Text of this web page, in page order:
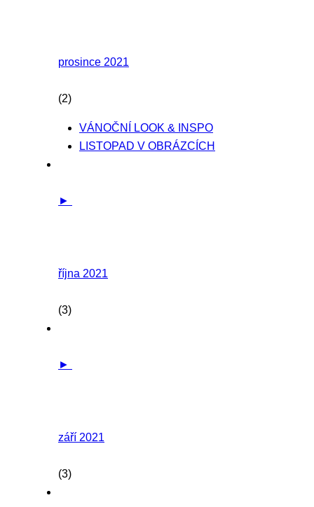
prosince 2021
(2)
VÁNOČNÍ LOOK & INSPO
LISTOPAD V OBRÁZCÍCH
►
října 2021
(3)
►
září 2021
(3)